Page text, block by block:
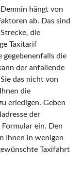
hängt von
ab. Das sind
die
Taxitarif
gegebenenfalls die
der anfallende
das nicht von
die
erledigen. Geben
der
ein. Den
Ihnen in wenigen
Taxifahrt